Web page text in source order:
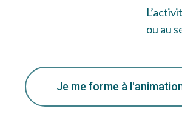
ou au
Je me forme à